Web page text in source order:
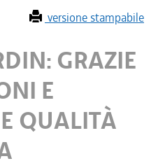
versione stampabile
GRAZIE
E
QUALITÀ